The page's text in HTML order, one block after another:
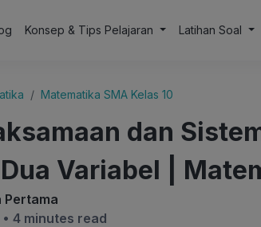
Konsep & Tips Pelajaran Latihan Soal
Matematika SMA Kelas 10
dan
Variabel |
Pertama
4 minutes read